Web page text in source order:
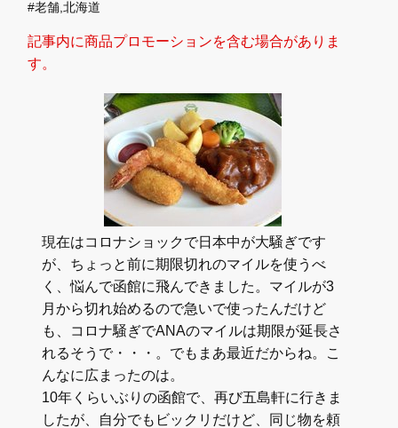
#老舗,北海道
記事内に商品プロモーションを含む場合がありま
す。
現在はコロナショックで日本中が大騒ぎです
が、ちょっと前に期限切れのマイルを使うべ
く、悩んで函館に飛んできました。マイルが3
月から切れ始めるので急いで使ったんだけど
も、コロナ騒ぎでANAのマイルは期限が延長さ
れるそうで・・・。でもまあ最近だからね。こ
んなに広まったのは。
10年くらいぶりの函館で、再び五島軒に行きま
したが、自分でもビックリだけど、同じ物を頼